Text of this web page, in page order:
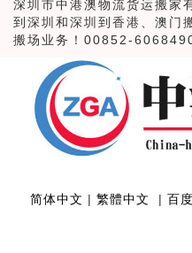
深圳市中港澳物流货运搬家
到深圳和深圳到香港、澳门
搬场业务！00852-
简体中文 | 繁體中文 | 百